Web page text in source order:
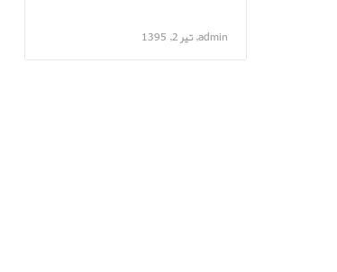
admin, تیر 2, 1395